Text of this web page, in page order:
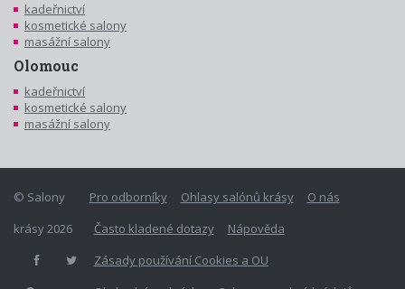
kadeřnictví
kosmetické salony
masážní salony
Olomouc
kadeřnictví
kosmetické salony
masážní salony
Pro odborníky Ohlasy salónů krásy
O nás
Často kladené dotazy
Nápověda
Zásady používání Cookies a OU
© Salony
krásy 2026